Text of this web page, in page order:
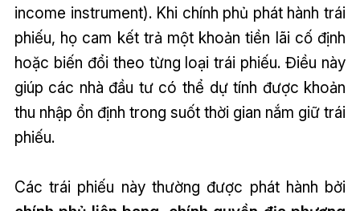
income instrument). Khi chính phủ phát hành trái
phiếu, họ cam kết trả một khoản tiền lãi cố định
hoặc biến đổi theo từng loại trái phiếu. Điều này
giúp các nhà đầu tư có thể dự tính được khoản
thu nhập ổn định trong suốt thời gian nắm giữ trái
phiếu.
Các trái phiếu này thường được phát hành bởi